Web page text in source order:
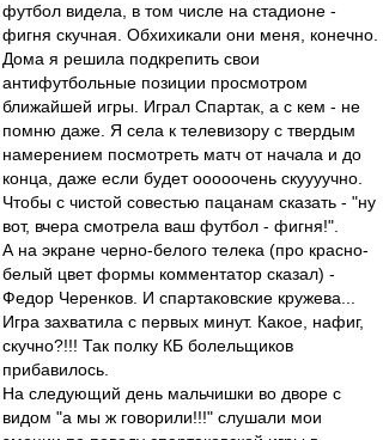
футбол видела, в том числе на стадионе -
фигня скучная. Обхихикали они меня, конечно.
Дома я решила подкрепить свои
антифутбольные позиции просмотром
ближайшей игры. Играл Спартак, а с кем - не
помню даже. Я села к телевизору с твердым
намерением посмотреть матч от начала и до
конца, даже если будет ооооочень скуууучно.
Чтобы с чистой совестью пацанам сказать - "ну
вот, вчера смотрела ваш футбол - фигня!".
А на экране черно-белого телека (про красно-
белый цвет формы комментатор сказал) -
Федор Черенков. И спартаковские кружева...
Игра захватила с первых минут. Какое, нафиг,
скучно?!!! Так полку КБ болельщиков
прибавилось.
На следующий день мальчишки во дворе с
видом "а мы ж говорили!!!" слушали мои